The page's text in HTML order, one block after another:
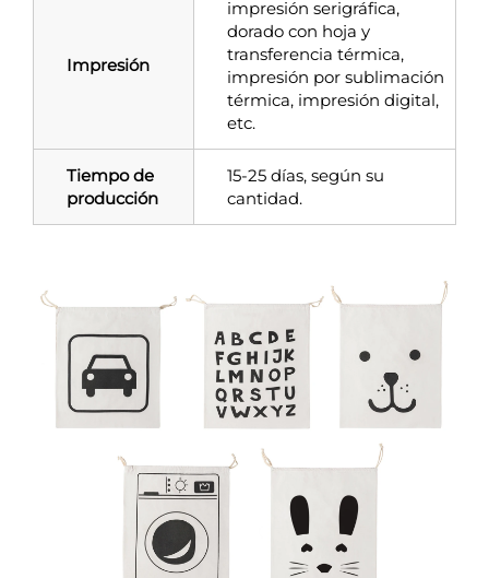
Impresión
impresión serigráfica,
dorado con hoja y
transferencia térmica,
impresión por sublimación
térmica, impresión digital,
etc.
Tiempo de
producción
15-25 días, según su
cantidad.